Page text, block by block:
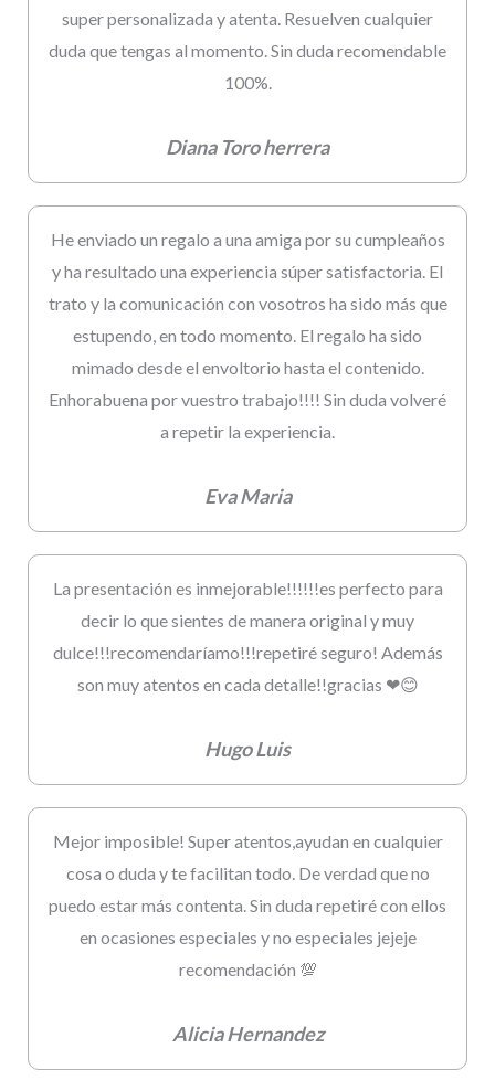
super personalizada y atenta. Resuelven cualquier
duda que tengas al momento. Sin duda recomendable
100%.
Diana Toro herrera
He enviado un regalo a una amiga por su cumpleaños
y ha resultado una experiencia súper satisfactoria. El
trato y la comunicación con vosotros ha sido más que
estupendo, en todo momento. El regalo ha sido
mimado desde el envoltorio hasta el contenido.
Enhorabuena por vuestro trabajo!!!! Sin duda volveré
a repetir la experiencia.
Eva Maria
La presentación es inmejorable!!!!!!es perfecto para
decir lo que sientes de manera original y muy
dulce!!!recomendaríamo!!!repetiré seguro! Además
son muy atentos en cada detalle!!gracias ❤😊
Hugo Luis
Mejor imposible! Super atentos,ayudan en cualquier
cosa o duda y te facilitan todo. De verdad que no
puedo estar más contenta. Sin duda repetiré con ellos
en ocasiones especiales y no especiales jejeje
recomendación 💯
Alicia Hernandez